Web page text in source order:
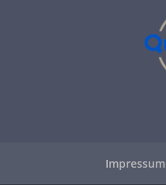
Impressum